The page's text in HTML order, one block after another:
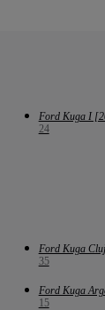
Ford Kuga I
24
Ford Kuga Cluj
35
Ford Kuga
15